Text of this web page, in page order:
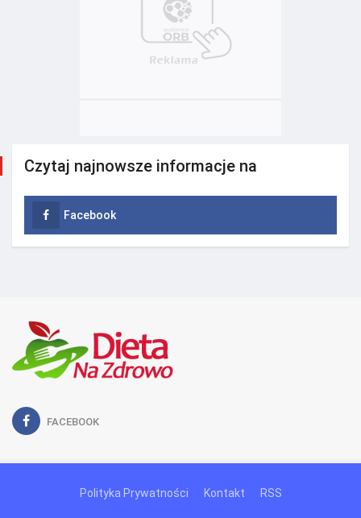
Czytaj najnowsze informacje na
Facebook
FACEBOOK
Polityka Prywatności Kontakt RSS